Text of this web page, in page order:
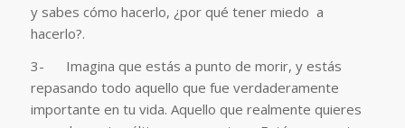
y sabes cómo hacerlo, ¿por qué tener miedo a
hacerlo?.
3- Imagina que estás a punto de morir, y estás
repasando todo aquello que fue verdaderamente
importante en tu vida. Aquello que realmente quieres